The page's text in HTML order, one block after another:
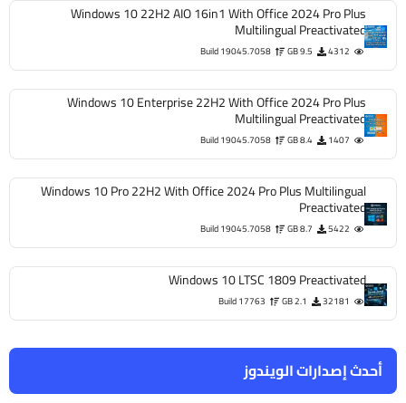
الويندوز
Windows 10 22H2 AIO 16in1 With Office 2024
Multilingual
9.5 GB
Build 19045.7058
Windows 10 Enterprise 22H2 With Office 2024
Multilingual
8.4 GB
Build 19045.7058
Windows 10 Pro 22H2 With Office 2024 Pro Plus
8.7 GB
Build 19045.7058
Windows 10 LTSC 1809
2.1 GB
Build 17763